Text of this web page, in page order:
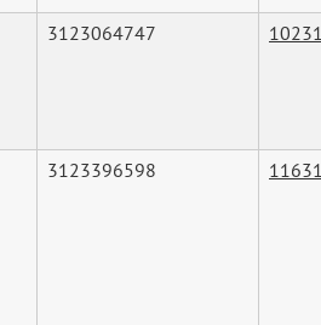
3123064747
3123396598